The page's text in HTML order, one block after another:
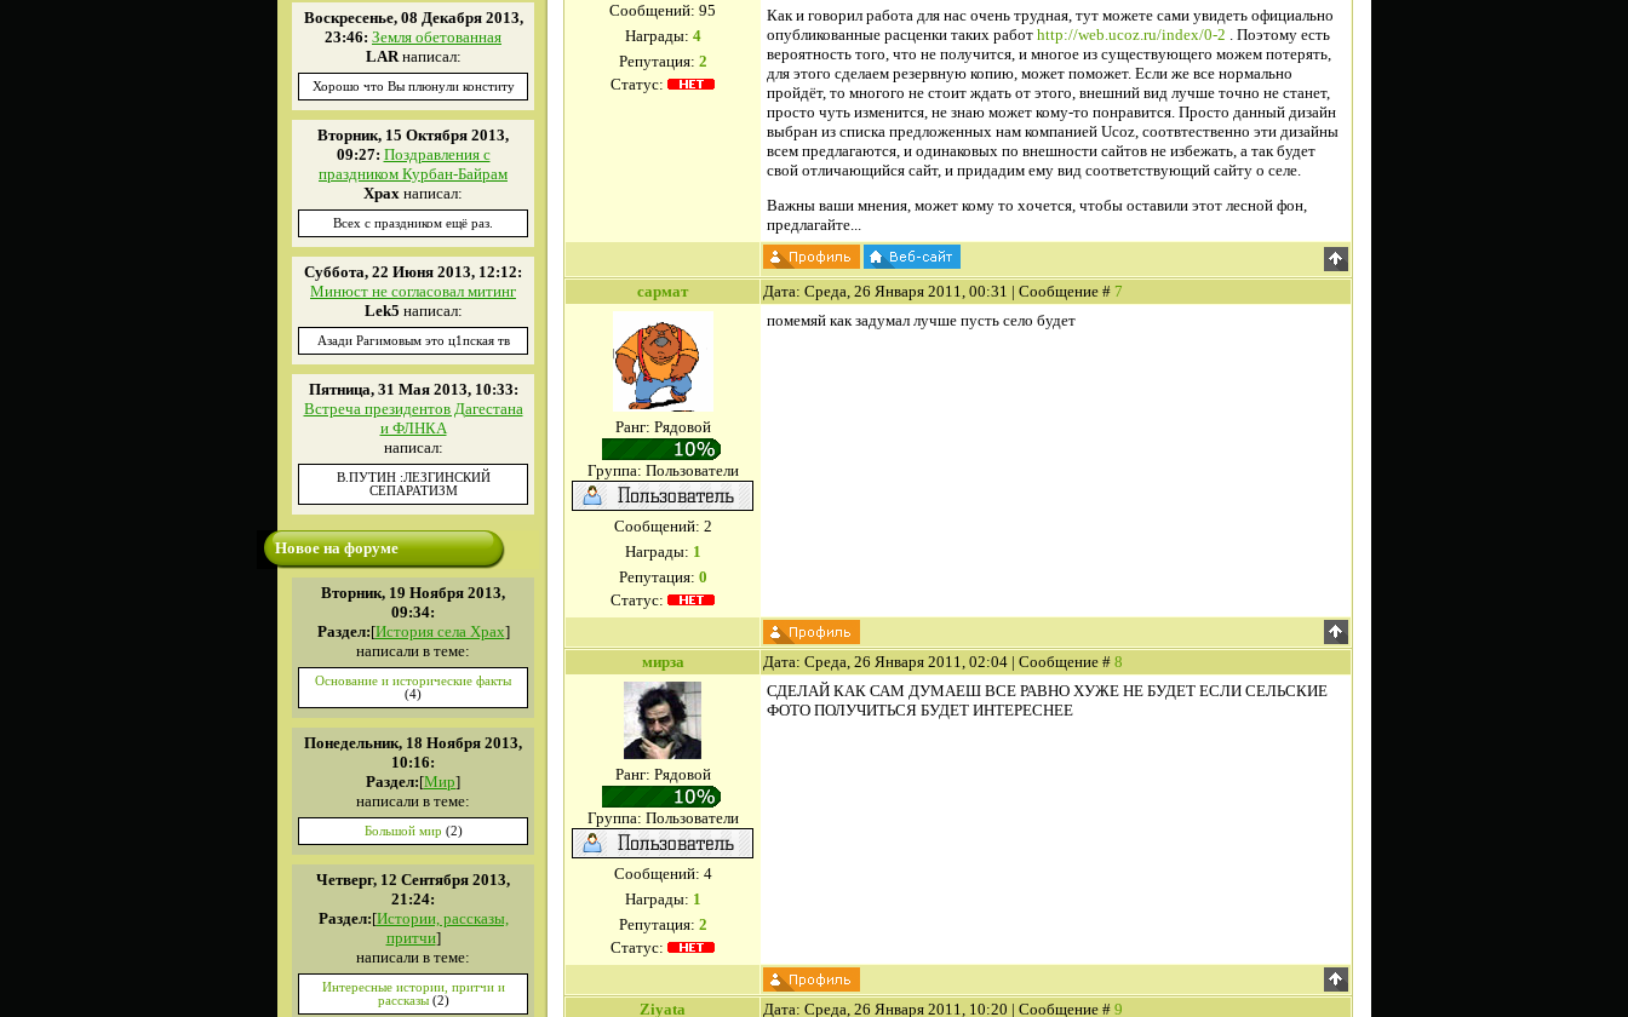
Воскресенье, 08 Декабря 2013,
23:46: Земля обетованная
LARнаписал:
Хорошо что Вы плюнули конститу
Вторник, 15 Октября 2013,
09:27: Поздравления с
праздником Курбан-Байрам
Xpax написал:
Всех с праздником ещё раз.
Суббота, 22 Июня 2013, 12:12:
Минюст не согласовал митинг
Lek5 написал:
Азади Рагимовым это ц1пская тв
Пятница, 31 Мая 2013, 10:33:
Встреча президентов Дагестана
и ФЛНКА
написал:
В.ПУТИН :ЛЕЗГИНСКИЙ
СЕПАРАТИЗМ
Новое на форуме
Вторник, 19 Ноября 2013,
09:34:
Раздел:[История села Храх]
написали в теме:
Основание и исторические факты
(4)
Понедельник, 18 Ноября 2013,
10:16:
Раздел:[Мир]
написали в теме:
Большой мир (2)
Четверг, 12 Сентября 2013,
21:24:
Раздел:[Истории, рассказы,
притчи]
написали в теме:
Интересные истории, притчи и
рассказы (2)
Сообщений: 95
Награды: 4
Репутация: 2
Статус:
Как и говорил работа для нас очень трудная, тут можете сами увидеть официально
опубликованные расценки таких работ http://web.ucoz.ru/index/0-2 . Поэтому есть
вероятность того, что не получится, и многое из существующего можем потерять,
для этого сделаем резервную копию, может поможет. Если же все нормально
пройдёт, то многого не стоит ждать от этого, внешний вид лучше точно не станет,
просто чуть изменится, не знаю может кому-то понравится. Просто данный дизайн
выбран из списка предложенных нам компанией Ucoz, соотвтественно эти дизайны
всем предлагаются, и одинаковых по внешности сайтов не избежать, а так будет
свой отличающийся сайт, и придадим ему вид соответствующий сайту о селе.
Важны ваши мнения, может кому то хочется, чтобы оставили этот лесной фон,
предлагайте...
сармат Дата: Среда, 26 Января 2011, 00:31 | Сообщение # 7
Ранг: Рядовой
Группа: Пользователи
Сообщений: 2
Награды: 1
Репутация: 0
Статус:
помемяй как задумал лучше пусть село будет
мирза Дата: Среда, 26 Января 2011, 02:04 | Сообщение # 8
Ранг: Рядовой
Группа: Пользователи
Сообщений: 4
Награды: 1
Репутация: 2
Статус:
СДЕЛАЙ КАК САМ ДУМАЕШ ВСЕ РАВНО ХУЖЕ НЕ БУДЕТ ЕСЛИ СЕЛЬСКИЕ
ФОТО ПОЛУЧИТЬСЯ БУДЕТ ИНТЕРЕСНЕЕ
Ziyata Дата: Среда, 26 Января 2011, 10:20 | Сообщение # 9